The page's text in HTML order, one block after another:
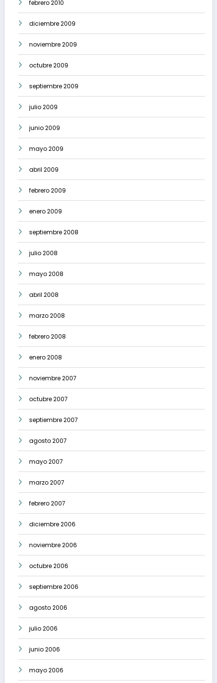
febrero 2010
diciembre 2009
noviembre 2009
octubre 2009
septiembre 2009
julio 2009
junio 2009
mayo 2009
abril 2009
febrero 2009
enero 2009
septiembre 2008
julio 2008
mayo 2008
abril 2008
marzo 2008
febrero 2008
enero 2008
noviembre 2007
octubre 2007
septiembre 2007
agosto 2007
mayo 2007
marzo 2007
febrero 2007
diciembre 2006
noviembre 2006
octubre 2006
septiembre 2006
agosto 2006
julio 2006
junio 2006
mayo 2006